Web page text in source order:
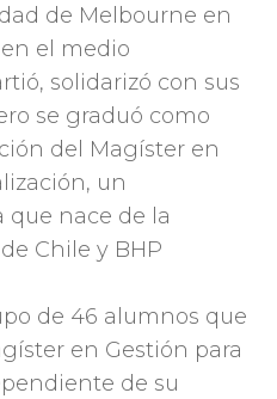
de Melbourne en
el medio
solidarizó con sus
se graduó como
del Magíster en
un
que nace de la
Chile y BHP
de 46 alumnos que
en Gestión para
de su